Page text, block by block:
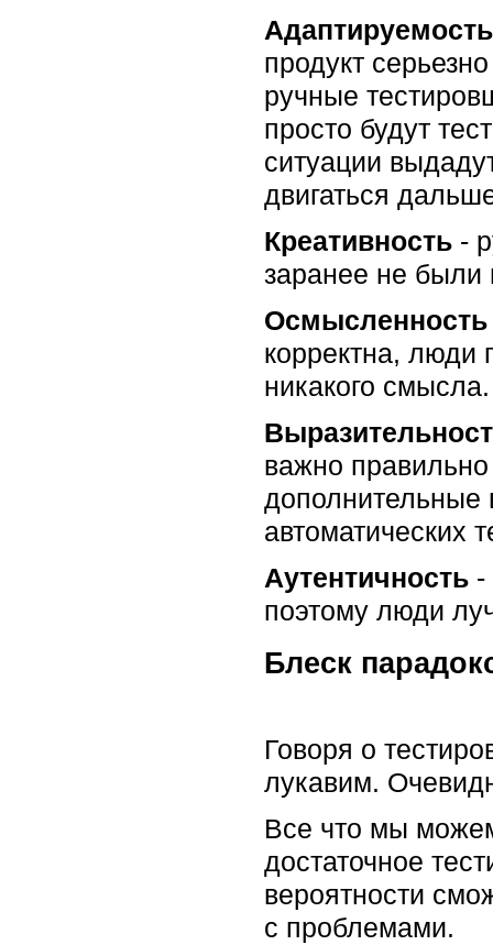
Адаптируемость
продукт
ручные
просто будут
ситуации
двигаться
Креативность -
заранее не были
Осмысленность
корректна, люди
никакого смысла.
важно правильно
дополнительные
автоматических
Аутентичность -
поэтому люди
Блеск
Говоря о
лукавим.
Все что мы
достаточное
вероятности
с проблемами.